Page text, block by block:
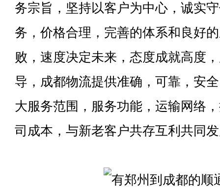
务宗旨，坚持以客户为中心，诚实
务，价格合理，完善的体系和良好
败，速度决定未来，态度成就高度
导，成都物流提供准确，可靠，安
大服务范围，服务功能，运输网络
司成本，与新老客户共存互利共同